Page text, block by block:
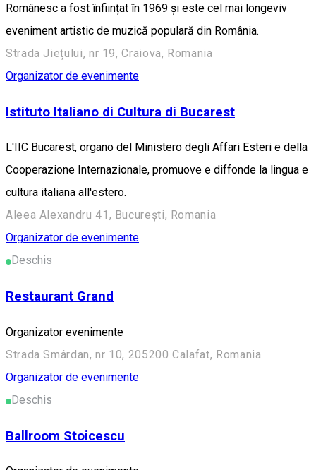
Românesc a fost înființat în 1969 și este cel mai longeviv
eveniment artistic de muzică populară din România.
Strada Jiețului, nr 19, Craiova, Romania
Organizator de evenimente
Istituto Italiano di Cultura di Bucarest
L'IIC Bucarest, organo del Ministero degli Affari Esteri e della
Cooperazione Internazionale, promuove e diffonde la lingua e
cultura italiana all'estero.
Aleea Alexandru 41, București, Romania
Organizator de evenimente
Deschis
Restaurant Grand
Organizator evenimente
Strada Smârdan, nr 10, 205200 Calafat, Romania
Organizator de evenimente
Deschis
Ballroom Stoicescu